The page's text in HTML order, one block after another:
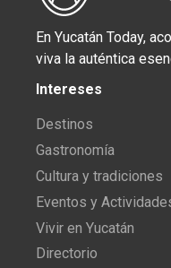
En Yucatán Today,
viva la auténtica
Intereses
Destinos
Gastronomía
Cultura y tradiciones
Eventos y
Vivir en Yucatán
Directorio